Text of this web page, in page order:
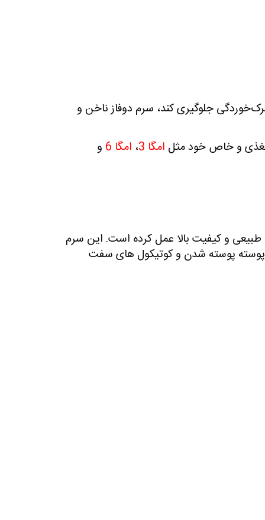
جلوگیری کند، سرم دوفاز ناخن و
مغذی و خاص خود مثل امگا 3 ، امگا 6 و
طبیعی و کیفیت بالا عمل کرده است. این سرم
پوسته ‌پوسته شدن و کوتیکول‌ های سفت